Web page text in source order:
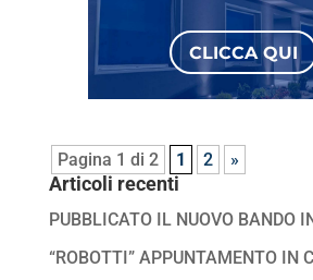
CLICCA QUI
Pagina 1 di 2 1 2 »
Articoli recenti
PUBBLICATO IL NUOVO BANDO
“ROBOTTI” APPUNTAMENTO IN